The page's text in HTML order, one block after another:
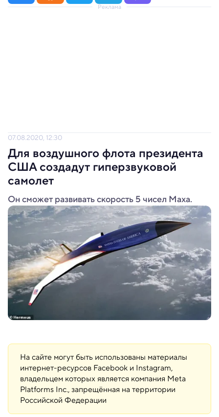
Реклама
07.08.2020, 12:30
Для воздушного флота президента
США создадут гиперзвуковой
самолет
Он сможет развивать скорость 5 чисел Маха.
На сайте могут быть использованы материалы
интернет-ресурсов Facebook и Instagram,
владельцем которых является компания Meta
Platforms Inc., запрещённая на территории
Российской Федерации